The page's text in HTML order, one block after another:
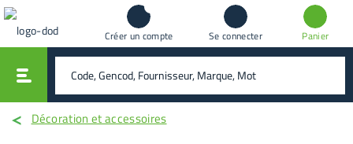
Créer un compte Se connecter Panier
rechercher
Décoration et accessoires